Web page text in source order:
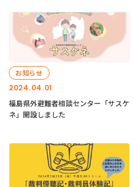
2024.04.01
お知らせ
福島県外避難者相談センター「サスケ
ネ」開設しました